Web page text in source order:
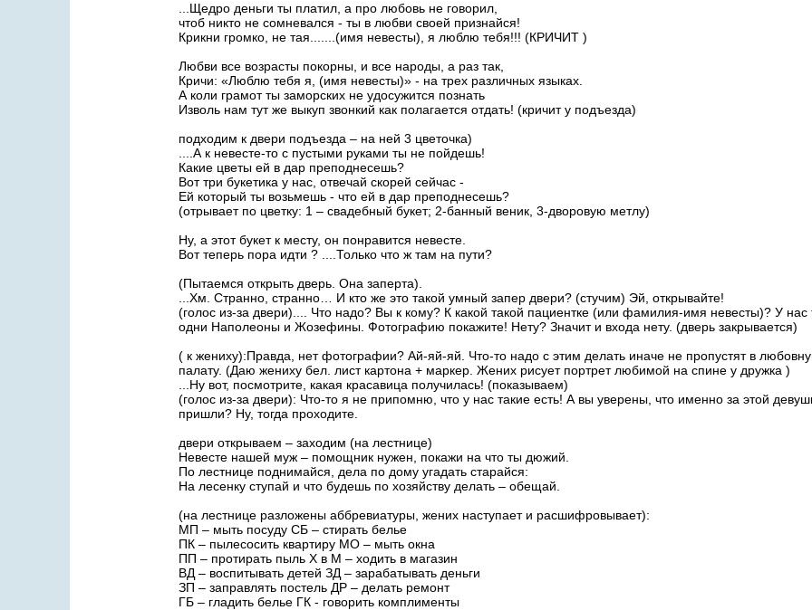
...Щедро деньги ты платил, а про любовь не говорил,
чтоб никто не сомневался - ты в любви своей признайся!
Крикни громко, не тая.......(имя невесты), я люблю тебя!!! (КРИЧИТ )
Любви все возрасты покорны, и все народы, а раз так,
Кричи: «Люблю тебя я, (имя невесты)» - на трех различных языках.
А коли грамот ты заморских не удосужится познать
Изволь нам тут же выкуп звонкий как полагается отдать! (кричит у подъезда)
подходим к двери подъезда – на ней 3 цветочка)
....А к невесте-то с пустыми руками ты не пойдешь!
Какие цветы ей в дар преподнесешь?
Вот три букетика у нас, отвечай скорей сейчас -
Ей который ты возьмешь - что ей в дар преподнесешь?
(отрывает по цветку: 1 – свадебный букет; 2-банный веник, 3-дворовую метлу)
Ну, а этот букет к месту, он понравится невесте.
Вот теперь пора идти ? ....Только что ж там на пути?
(Пытаемся открыть дверь. Она заперта).
...Хм. Странно, странно… И кто же это такой умный запер двери? (стучим) Эй, открывайте!
(голос из-за двери).... Что надо? Вы к кому? К какой такой пациентке (или фамилия-имя невесты)? У нас
одни Наполеоны и Жозефины. Фотографию покажите! Нету? Значит и входа нету. (дверь закрывается)
( к жениху):Правда, нет фотографии? Ай-яй-яй. Что-то надо с этим делать иначе не пропустят в
палату. (Даю жениху бел. лист картона + маркер. Жених рисует портрет любимой на спине у дружка )
...Ну вот, посмотрите, какая красавица получилась! (показываем)
(голос из-за двери): Что-то я не припомню, что у нас такие есть! А вы уверены, что именно за этой
пришли? Ну, тогда проходите.
двери открываем – заходим (на лестнице)
Невесте нашей муж – помощник нужен, покажи на что ты дюжий.
По лестнице поднимайся, дела по дому угадать старайся:
На лесенку ступай и что будешь по хозяйству делать – обещай.
(на лестнице разложены аббревиатуры, жених наступает и расшифровывает):
МП – мыть посуду СБ – стирать белье
ПК – пылесосить квартиру МО – мыть окна
ПП – протирать пыль Х в М – ходить в магазин
ВД – воспитывать детей ЗД – зарабатывать деньги
ЗП – заправлять постель ДР – делать ремонт
ГБ – гладить белье ГК - говорить комплименты